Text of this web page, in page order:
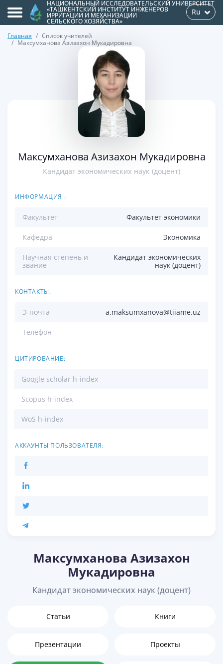
НАЦИОНАЛЬНЫЙ ИССЛЕДОВАТЕЛЬСКИЙ УНИВЕРСИТЕТ
«ТАШКЕНТСКИЙ ИНСТИТУТ ИНЖЕНЕРОВ
ИРРИГАЦИИ И МЕХАНИЗАЦИИ
СЕЛЬСКОГО ХОЗЯЙСТВА»
Ru
Главная
Список учителей
Максумханова Азизахон Мукадировна
Максумханова Азизахон Мукадировна
Кандидат экономических наук (доцент)
ИНФОРМАЦИЯ :
Факультет Факультет экономики
Кафедра Экономика
Научная степень и
звание
Кандидат экономических
наук (доцент)
КОНТАКТЫ:
Э-почта a.maksumxanova@tiiame.uz
Телефон
ЦИТИРОВАНИЕ:
Google scholar h-index
Scopus h-index
WoS h-index
АККАУНТЫ ПОЛЬЗОВАТЕЛЯ:
Максумханова Азизахон
Мукадировна
Кандидат экономических наук (доцент)
Статьи Книги
Презентации Проекты